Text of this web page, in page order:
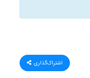
اشتراک‌گذاری